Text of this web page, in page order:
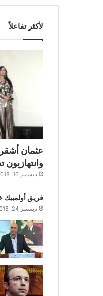
لأكثر تفاعلاً
عثمان
ديسمبر 16, 2018
فريق أولمبيك خريبكة
ديسمبر 24, 2018